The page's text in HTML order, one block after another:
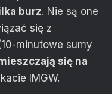
burz. Nie są one
się z
minutowe sumy
się na
IMGW.